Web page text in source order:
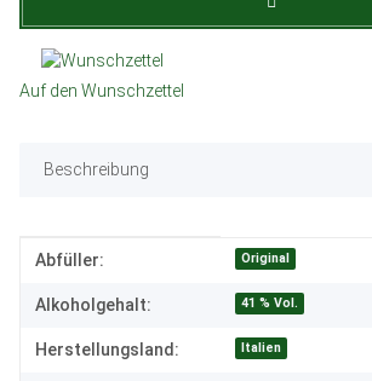
Auf den Wunschzettel
Beschreibung
Produkteigenschaft
Wert
Abfüller: Original
Alkoholgehalt: 41 % Vol.
Herstellungsland: Italien